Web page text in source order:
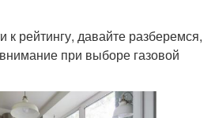
к рейтингу, давайте разберемся,
при выборе газовой